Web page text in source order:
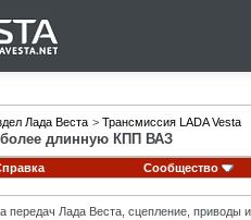
Лада Веста > Трансмиссия LADA Vesta
длинную КПП ВАЗ
Сообщество
передач Лада Веста, сцепление, приводы и